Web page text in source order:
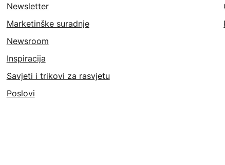
Newsletter
Marketinške suradnje
Newsroom
Inspiracija
Savjeti i trikovi za rasvjetu
Poslovi